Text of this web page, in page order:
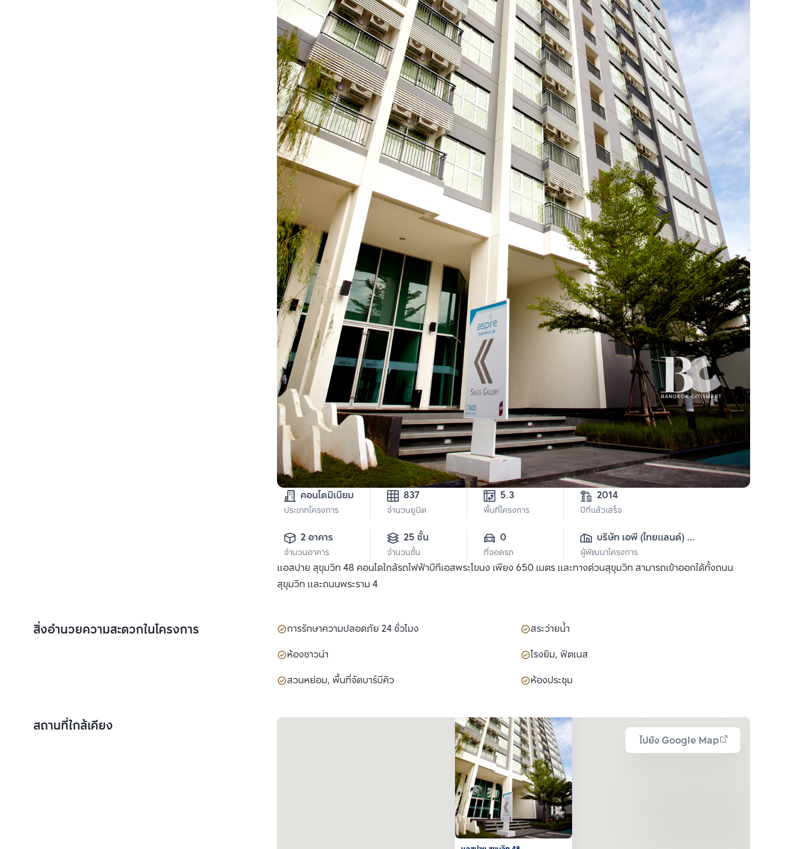
คอนโดมิเนียม
ประเภทโครงการ
837
จำนวนยูนิต พื้นที่โครงการ
2014
ปีที่แล้วเสร็จ
2 อาคาร
จำนวนอาคาร
25 ชั้น
จำนวนชั้น
0
ที่จอดรถ
บริษัท เอพี (ไทยแลนด์)
จำกัด(มหาชน)
ผู้พัฒนาโครงการ
แอสปาย สุขุมวิท 48 คอนโดใกล้รถไฟฟ้าบีทีเอสพระโขนง เพียง 650 เมตร และทางด่วนสุขุมวิท สามารถเข้าออกได้ทั้งถนน
สุขุมวิท และถนนพระราม 4
สิ่งอำนวยความสะดวกในโครงการ การรักษาความปลอดภัย 24 ชั่วโมง
สระว่ายน้ำ
ห้องซาวน่า
โรงยิม, ฟิตเนส
สวนหย่อม, พื้นที่จัดบาร์บีคิว
ห้องประชุม
สถานที่ใกล้เคียง
ไปยัง Google Map